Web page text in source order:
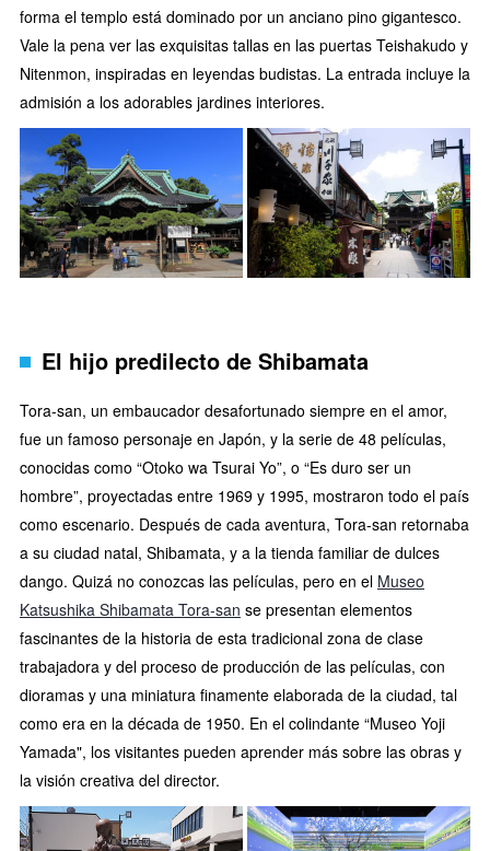
forma el templo está dominado por un anciano pino gigantesco.
Vale la pena ver las exquisitas tallas en las puertas Teishakudo y
Nitenmon, inspiradas en leyendas budistas. La entrada incluye la
admisión a los adorables jardines interiores.
El hijo predilecto de Shibamata
Tora-san, un embaucador desafortunado siempre en el amor,
fue un famoso personaje en Japón, y la serie de 48 películas,
conocidas como “Otoko wa Tsurai Yo”, o “Es duro ser un
hombre”, proyectadas entre 1969 y 1995, mostraron todo el país
como escenario. Después de cada aventura, Tora-san retornaba
a su ciudad natal, Shibamata, y a la tienda familiar de dulces
dango. Quizá no conozcas las películas, pero en el Museo
Katsushika Shibamata Tora-san se presentan elementos
fascinantes de la historia de esta tradicional zona de clase
trabajadora y del proceso de producción de las películas, con
dioramas y una miniatura finamente elaborada de la ciudad, tal
como era en la década de 1950. En el colindante “Museo Yoji
Yamada", los visitantes pueden aprender más sobre las obras y
la visión creativa del director.